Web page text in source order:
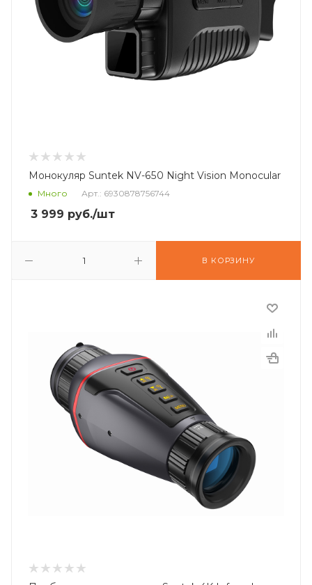
Монокуляр Suntek NV-650 Night Vision Monocular
Много Арт.: 6930878756744
3 999 руб./шт
В КОРЗИНУ